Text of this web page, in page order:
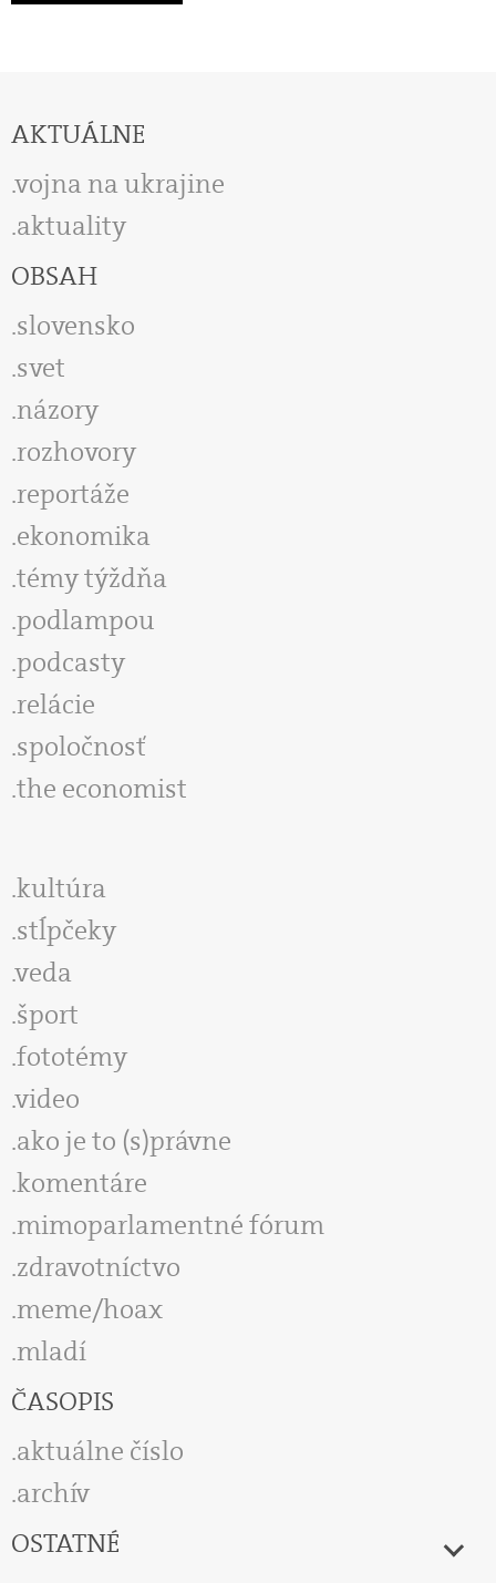
AKTUÁLNE
vojna na ukrajine
aktuality
OBSAH
slovensko
svet
názory
rozhovory
reportáže
ekonomika
témy týždňa
podlampou
podcasty
relácie
spoločnosť
the economist
kultúra
stĺpčeky
veda
šport
fototémy
video
ako je to (s)právne
komentáre
mimoparlamentné fórum
zdravotníctvo
meme/hoax
mladí
ČASOPIS
aktuálne číslo
archív
OSTATNÉ